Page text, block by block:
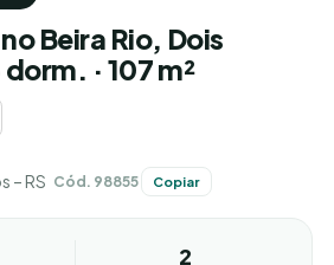
Beira Rio, Dois
· 107 m²
– RS Cód. 98855 Copiar
2